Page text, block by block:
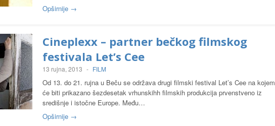
Opširnije →
Cineplexx – partner bečkog filmskog
festivala Let’s Cee
13 rujna, 2013 - FILM
Od 13. do 21. rujna u Beču se održava drugi filmski festival Let’s Cee na kojem
će biti prikazano šezdesetak vrhunskihh filmskih produkcija prvenstveno iz
središnje i istočne Europe. Među…
Opširnije →